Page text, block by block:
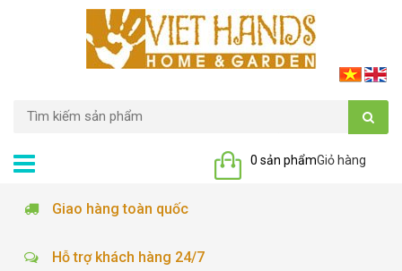
Giỏ hàng
0 sản phẩm
Giao hàng toàn quốc
Hỗ trợ khách hàng 24/7